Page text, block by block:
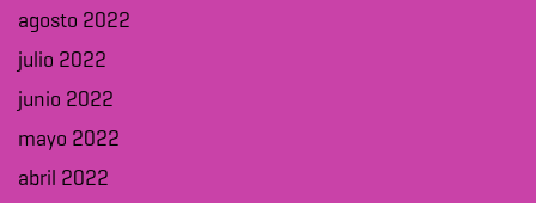
agosto 2022
julio 2022
junio 2022
mayo 2022
abril 2022